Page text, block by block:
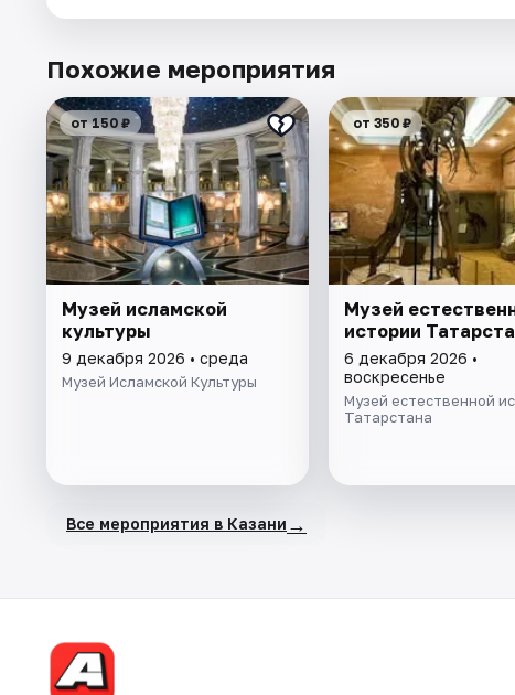
Похожие мероприятия
от 150 ₽
Музей исламской
культуры
9 декабря 2026 • среда
Музей Исламской Культуры
от 350 ₽
Музей
истории
6 декабря 2026 •
воскресенье
Музей естественной
Татарстана
Все мероприятия в Казани →